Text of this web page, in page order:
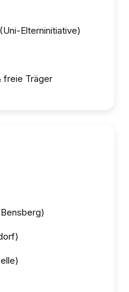
Elterninitiative)
freie Träger